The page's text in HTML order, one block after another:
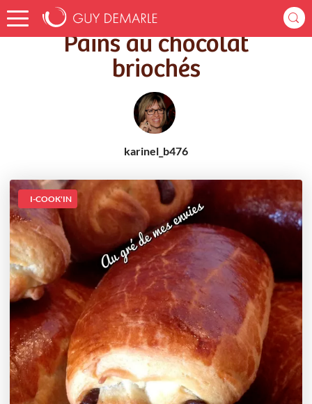
Accueil Recettes Pains au chocolat briochés
Pains au chocolat
briochés
karinel_b476
I-COOK'IN